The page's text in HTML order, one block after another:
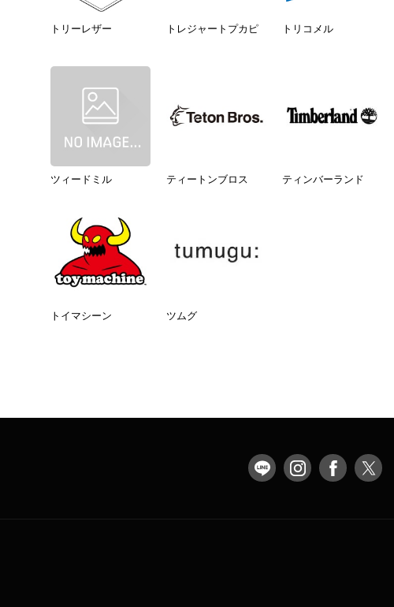
トリーレザー トレジャートプカピ トリコメル
ツィードミル ティートンブロス ティンバーランド
トイマシーン ツムグ